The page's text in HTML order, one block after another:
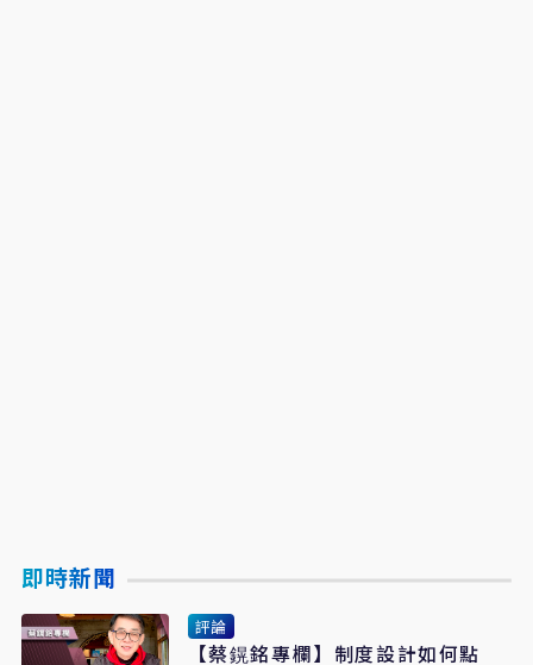
即時新聞
評論
【蔡鎤銘專欄】制度設計如何點